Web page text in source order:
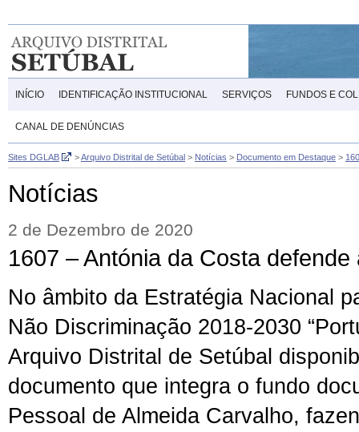
INÍCIO IDENTIFICAÇÃO INSTITUCIONAL SERVIÇOS FUNDOS E
CANAL DE DENÚNCIAS
Sites DGLAB >Arquivo Distrital de Setúbal > Notícias > Documento em Destaque >
Notícias
2 de Dezembro de 2020
1607 – Antónia da Costa
No âmbito da Estratégia Nacional
Não Discriminação 2018-2030
Arquivo Distrital de Setúbal
documento que integra o fundo
Pessoal de Almeida Carvalho,